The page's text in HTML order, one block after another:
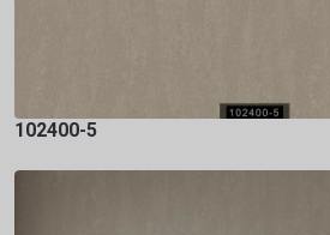
102400-5